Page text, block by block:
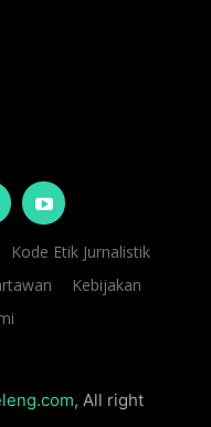
Kode Etik Jurnalistik
Kebijakan
, All right